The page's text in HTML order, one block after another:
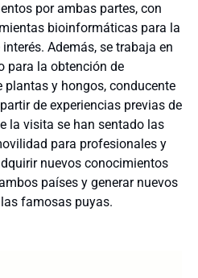
por ambas partes, con
bioinformáticas para la
Además, se trabaja en
para la obtención de
y hongos, conducente
de experiencias previas de
la visita se han sentado las
para profesionales y
nuevos conocimientos
países y generar nuevos
famosas puyas.